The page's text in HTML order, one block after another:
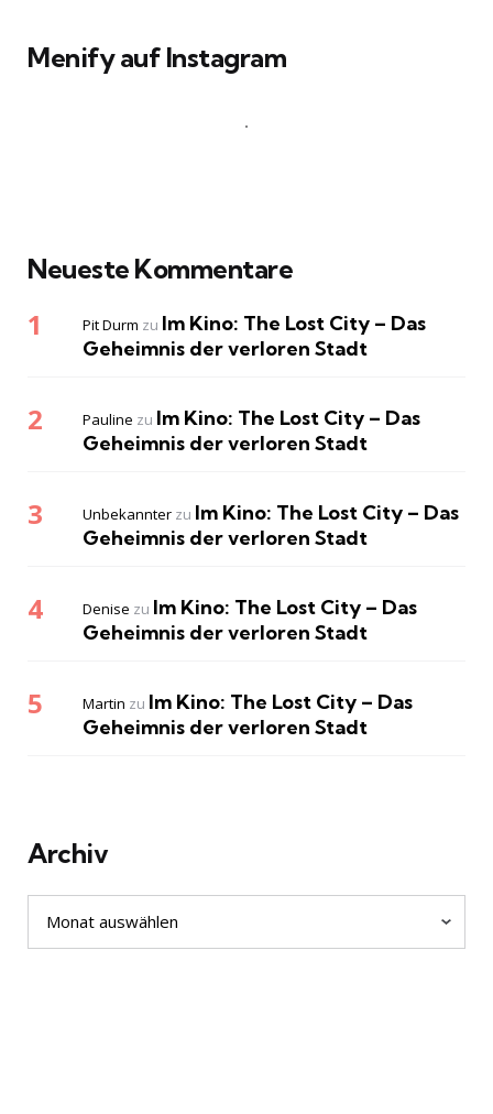
Menify auf Instagram
Neueste Kommentare
Pit Durm zu Im Kino: The Lost City – Das
Geheimnis der verloren Stadt
Pauline zu Im Kino: The Lost City – Das
Geheimnis der verloren Stadt
Unbekannter zu Im Kino: The Lost City – Das
Geheimnis der verloren Stadt
Denise zu Im Kino: The Lost City – Das
Geheimnis der verloren Stadt
Martin zu Im Kino: The Lost City – Das
Geheimnis der verloren Stadt
Archiv
Archiv